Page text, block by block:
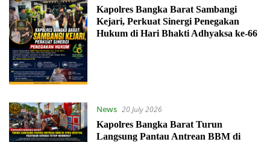
Kapolres Bangka Barat Sambangi
Kejari, Perkuat Sinergi Penegakan
Hukum di Hari Bhakti Adhyaksa ke-66
News 20 July 2026
Kapolres Bangka Barat Turun
Langsung Pantau Antrean BBM di